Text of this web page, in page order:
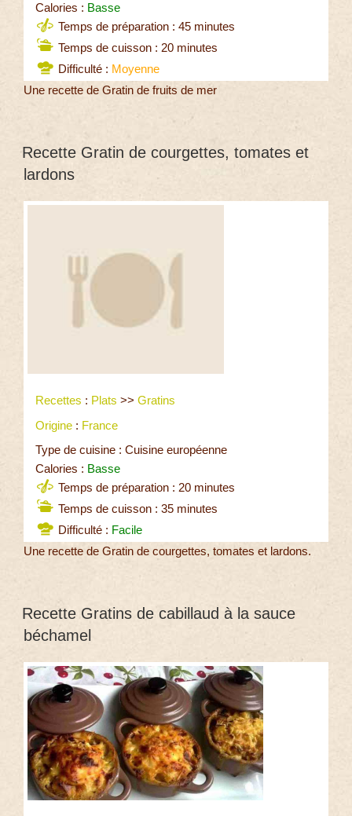
Calories : Basse
Temps de préparation : 45 minutes
Temps de cuisson : 20 minutes
Difficulté : Moyenne
Une recette de Gratin de fruits de mer
Recette Gratin de courgettes, tomates et
lardons
Recettes : Plats >> Gratins
Origine : France
Type de cuisine : Cuisine européenne
Calories : Basse
Temps de préparation : 20 minutes
Temps de cuisson : 35 minutes
Difficulté : Facile
Une recette de Gratin de courgettes, tomates et lardons.
Recette Gratins de cabillaud à la sauce
béchamel